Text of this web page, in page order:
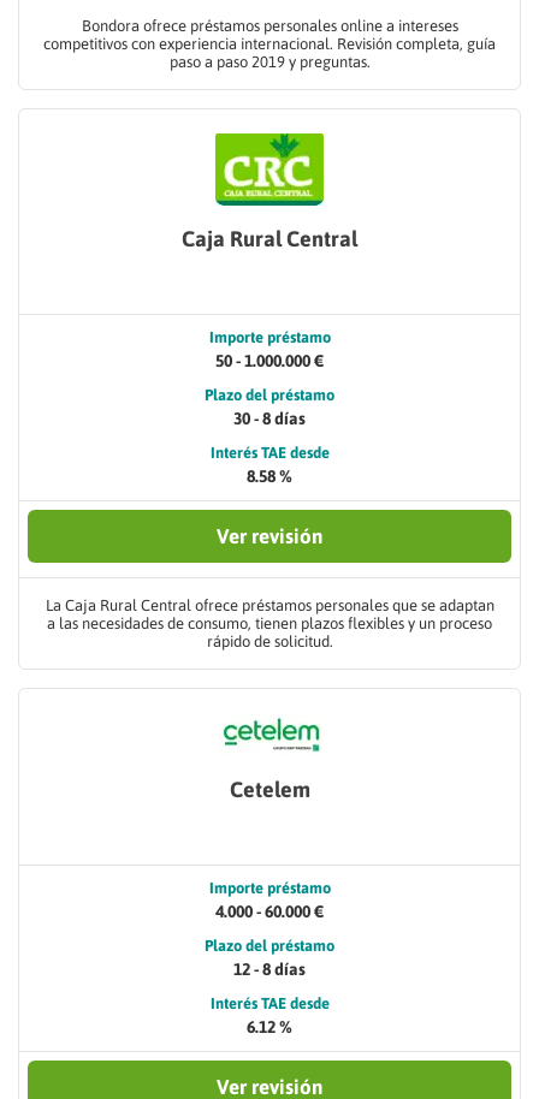
Bondora ofrece préstamos personales online a intereses
competitivos con experiencia internacional. Revisión completa, guía
paso a paso 2019 y preguntas.
Caja Rural Central
Importe préstamo
50 - 1.000.000 €
Plazo del préstamo
30 - 8 días
Interés TAE desde
8.58 %
Ver revisión
La Caja Rural Central ofrece préstamos personales que se adaptan
a las necesidades de consumo, tienen plazos flexibles y un proceso
rápido de solicitud.
Cetelem
Importe préstamo
4.000 - 60.000 €
Plazo del préstamo
12 - 8 días
Interés TAE desde
6.12 %
Ver revisión